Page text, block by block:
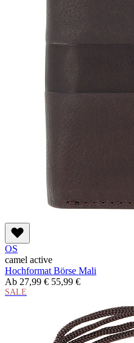
OS
camel active
Hochformat Börse Mali
Ab 27,99 € 55,99 €
SALE